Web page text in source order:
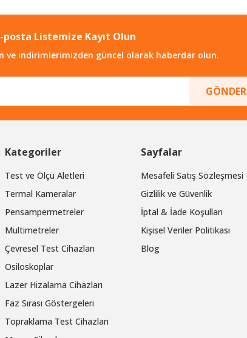
Gönder
posta Listemize Kayıt Olun
ve indirimlerimizden güncel olarak haberdar olun.
GÖNDER
Kategoriler
Test ve Ölçü Aletleri
Termal Kameralar
Pensampermetreler
Multimetreler
Çevresel Test Cihazları
Osiloskoplar
Lazer Hizalama Cihazları
Faz Sırası Göstergeleri
Topraklama Test Cihazları
Sayfalar
Mesafeli Satış Sözleşmesi
Gizlilik ve Güvenlik
İptal & İade Koşulları
Kişisel Veriler Politikası
Blog